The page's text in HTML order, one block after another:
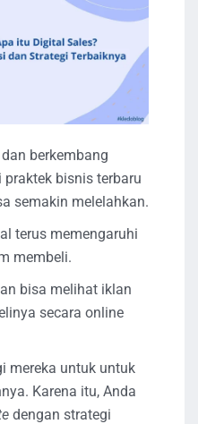
berkembang
bisnis terbaru
semakin melelahkan.
terus memengaruhi
membeli.
bisa melihat iklan
secara online
mereka untuk untuk
Karena itu, Anda
dengan strategi